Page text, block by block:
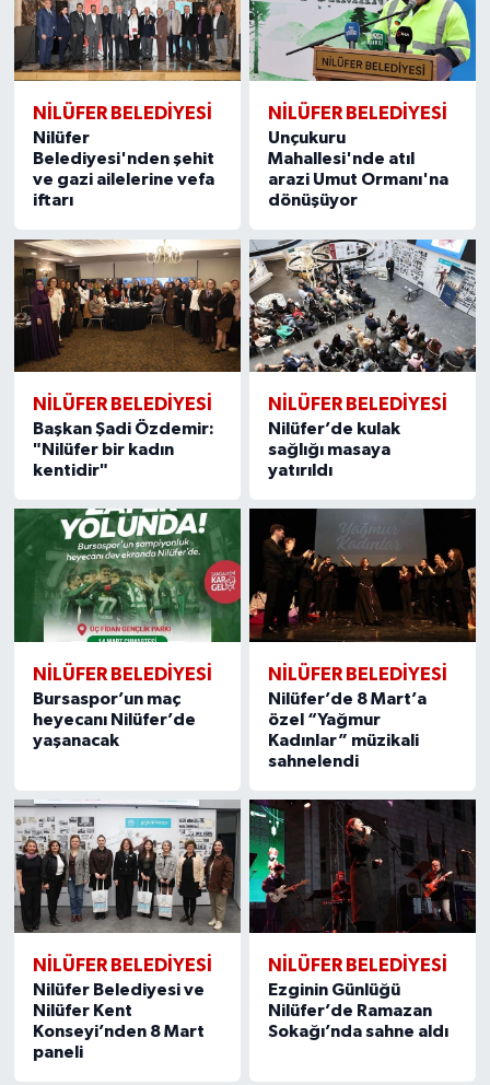
NİLÜFER BELEDİYESİ
Nilüfer
Belediyesi'nden şehit
ve gazi ailelerine vefa
iftarı
NİLÜFER BELEDİYESİ
Unçukuru
Mahallesi'nde atıl
arazi Umut Ormanı'na
dönüşüyor
NİLÜFER BELEDİYESİ
Başkan Şadi Özdemir:
"Nilüfer bir kadın
kentidir"
NİLÜFER BELEDİYESİ
Nilüfer’de kulak
sağlığı masaya
yatırıldı
NİLÜFER BELEDİYESİ
Bursaspor’un maç
heyecanı Nilüfer’de
yaşanacak
NİLÜFER BELEDİYESİ
Nilüfer’de 8 Mart’a
özel “Yağmur
Kadınlar” müzikali
sahnelendi
NİLÜFER BELEDİYESİ
Nilüfer Belediyesi ve
Nilüfer Kent
Konseyi’nden 8 Mart
paneli
NİLÜFER BELEDİYESİ
Ezginin Günlüğü
Nilüfer’de Ramazan
Sokağı’nda sahne aldı